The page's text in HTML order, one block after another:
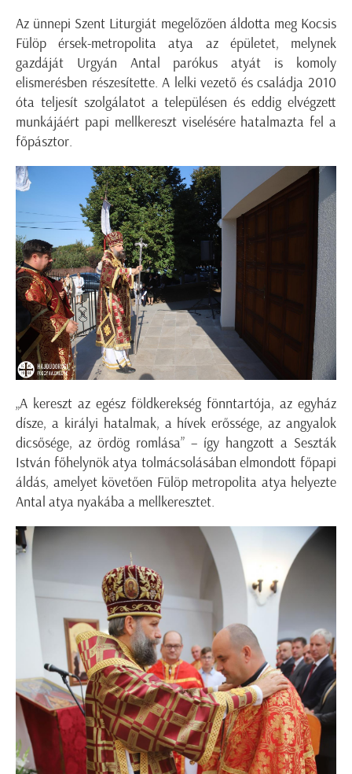
Az ünnepi Szent Liturgiát megelőzően áldotta meg Kocsis
Fülöp érsek-metropolita atya az épületet, melynek
gazdáját Urgyán Antal parókus atyát is komoly
elismerésben részesítette. A lelki vezető és családja 2010
óta teljesít szolgálatot a településen és eddig elvégzett
munkájáért papi mellkereszt viselésére hatalmazta fel a
főpásztor.
„A kereszt az egész földkerekség fönntartója, az egyház
dísze, a királyi hatalmak, a hívek erőssége, az angyalok
dicsősége, az ördög romlása” – így hangzott a Seszták
István főhelynök atya tolmácsolásában elmondott főpapi
áldás, amelyet követően Fülöp metropolita atya helyezte
Antal atya nyakába a mellkeresztet.